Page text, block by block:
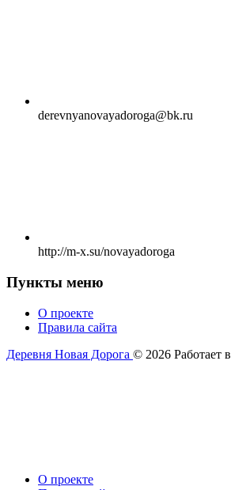
derevnyanovayadoroga@bk.ru
http://m-x.su/novayadoroga
Пункты меню
О проекте
Правила сайта
Деревня Новая Дорога © 2026 Работает в
О проекте